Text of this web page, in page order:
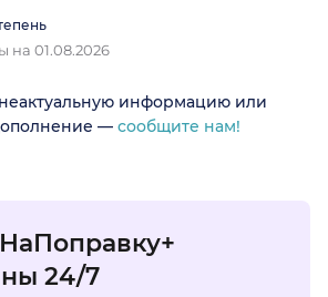
на 01.08.2026
информацию или
— сообщите нам!
24/7